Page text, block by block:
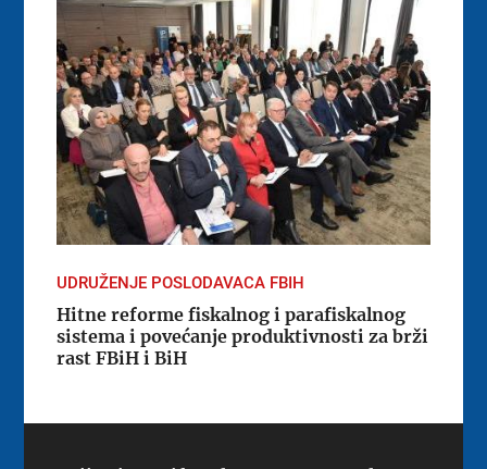
UDRUŽENJE POSLODAVACA FBIH
Hitne reforme fiskalnog i parafiskalnog
sistema i povećanje produktivnosti za brži
rast FBiH i BiH